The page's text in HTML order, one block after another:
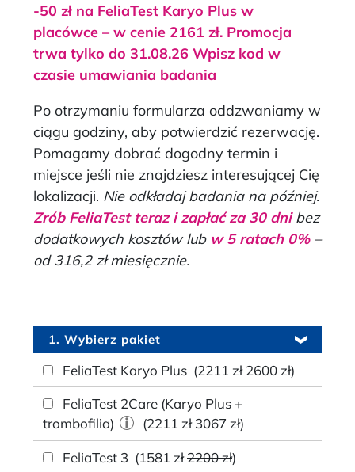
-50 zł na FeliaTest Karyo Plus w
placówce – w cenie 2161 zł. Promocja
trwa tylko do 31.08.26 Wpisz kod w
czasie umawiania badania
Po otrzymaniu formularza oddzwaniamy w
ciągu godziny, aby potwierdzić rezerwację.
Pomagamy dobrać dogodny termin i
miejsce jeśli nie znajdziesz interesującej Cię
lokalizacji. Nie odkładaj badania na później.
Zrób FeliaTest teraz i zapłać za 30 dnibez
dodatkowych kosztów lub w 5 ratach 0%–
od 316,2 zł miesięcznie.
1. Wybierz pakiet
FeliaTest Karyo Plus (2211 zł2600 zł)
FeliaTest 2Care (Karyo Plus +
trombofilia)
(2211 zł3067 zł)
FeliaTest 3 (1581 zł2200 zł)